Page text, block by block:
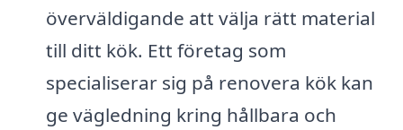
överväldigande att välja rätt material
till ditt kök. Ett företag som
specialiserar sig på renovera kök kan
ge vägledning kring hållbara och